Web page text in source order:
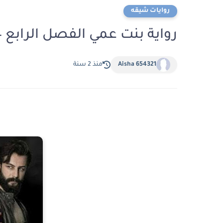
روايات شيقه
رواية بنت عمي الفصل الرابع 4 بقلم ملك حسن
Aisha 654321 منذ 2 سنة